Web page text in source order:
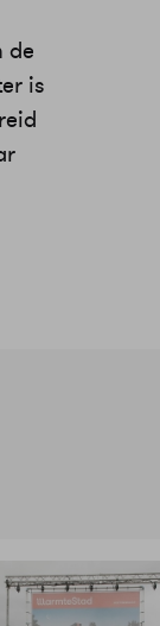
de
is